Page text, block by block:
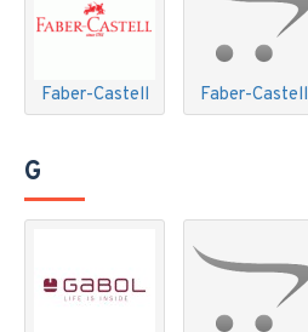
Faber-Castell Faber-Castell
G